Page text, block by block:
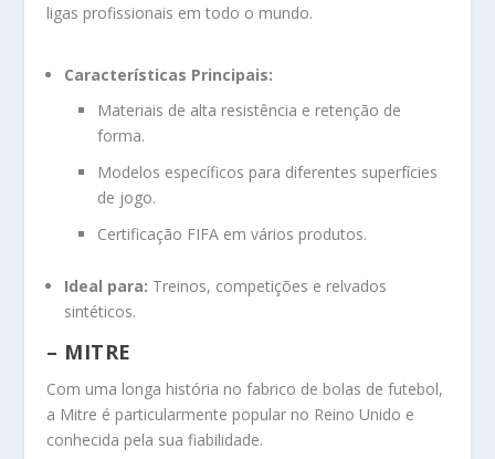
ligas profissionais em todo o mundo.
Características Principais:
Materiais de alta resistência e retenção de
forma.
Modelos específicos para diferentes superfícies
de jogo.
Certificação FIFA em vários produtos.
Ideal para: Treinos, competições e relvados
sintéticos.
– MITRE
Com uma longa história no fabrico de bolas de futebol,
a Mitre é particularmente popular no Reino Unido e
conhecida pela sua fiabilidade.